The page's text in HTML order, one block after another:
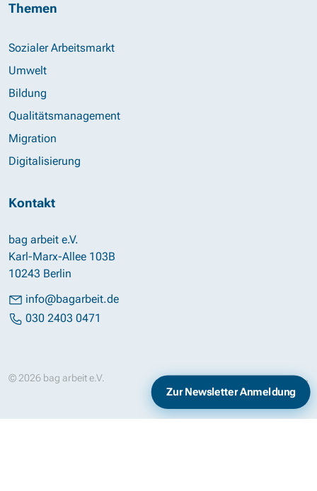
Themen
Sozialer Arbeitsmarkt
Umwelt
Bildung
Qualitätsmanagement
Migration
Digitalisierung
Kontakt
bag arbeit e.V.
Karl-Marx-Allee 103B
10243 Berlin
info@bagarbeit.de
030 2403 0471
© 2026 bag arbeit e.V. Datenschutz
Zur Newsletter Anmeldung